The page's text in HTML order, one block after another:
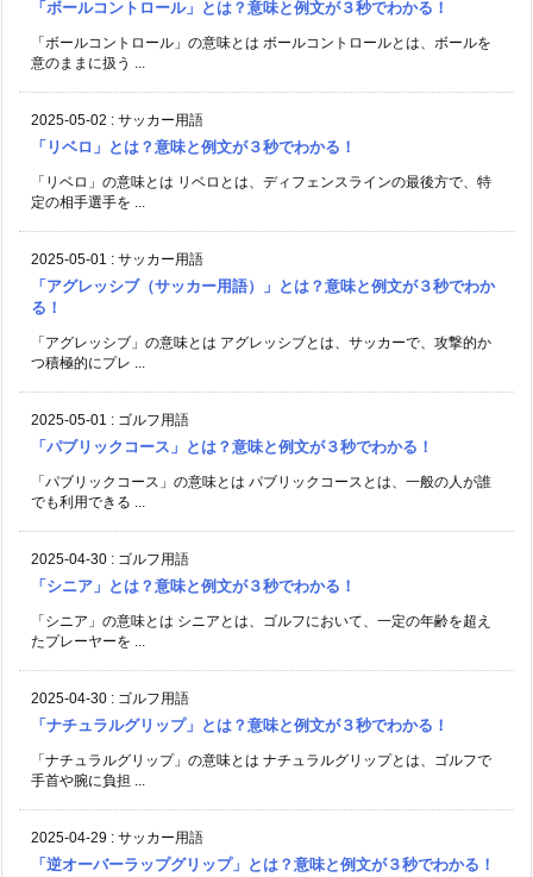
「ボールコントロール」とは？意味と例文が３秒でわかる！
「ボールコントロール」の意味とは ボールコントロールとは、ボールを
意のままに扱う ...
2025-05-02 : サッカー用語
「リベロ」とは？意味と例文が３秒でわかる！
「リベロ」の意味とは リベロとは、ディフェンスラインの最後方で、特
定の相手選手を ...
2025-05-01 : サッカー用語
「アグレッシブ（サッカー用語）」とは？意味と例文が３秒でわか
る！
「アグレッシブ」の意味とは アグレッシブとは、サッカーで、攻撃的か
つ積極的にプレ ...
2025-05-01 : ゴルフ用語
「パブリックコース」とは？意味と例文が３秒でわかる！
「パブリックコース」の意味とは パブリックコースとは、一般の人が誰
でも利用できる ...
2025-04-30 : ゴルフ用語
「シニア」とは？意味と例文が３秒でわかる！
「シニア」の意味とは シニアとは、ゴルフにおいて、一定の年齢を超え
たプレーヤーを ...
2025-04-30 : ゴルフ用語
「ナチュラルグリップ」とは？意味と例文が３秒でわかる！
「ナチュラルグリップ」の意味とは ナチュラルグリップとは、ゴルフで
手首や腕に負担 ...
2025-04-29 : サッカー用語
「逆オーバーラップグリップ」とは？意味と例文が３秒でわかる！